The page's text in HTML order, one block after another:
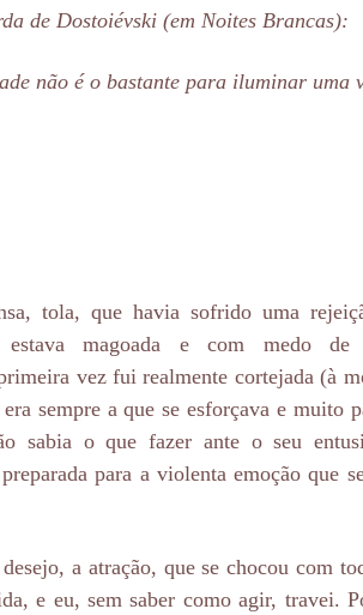
de Dostoiévski (em Noites Brancas):
não é o bastante para iluminar uma
tola, que havia sofrido uma
magoada e com medo
vez fui realmente cortejada (à
sempre a que se esforçava e muito
sabia o que fazer ante o seu
para a violenta emoção que
a atração, que se chocou com
e eu, sem saber como agir, travei.